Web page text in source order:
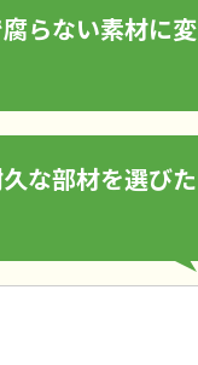
らない素材に変
な部材を選びた